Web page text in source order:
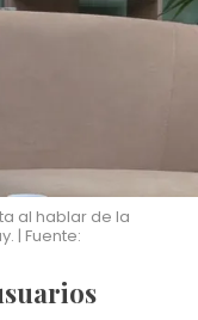
al hablar de la
| Fuente: